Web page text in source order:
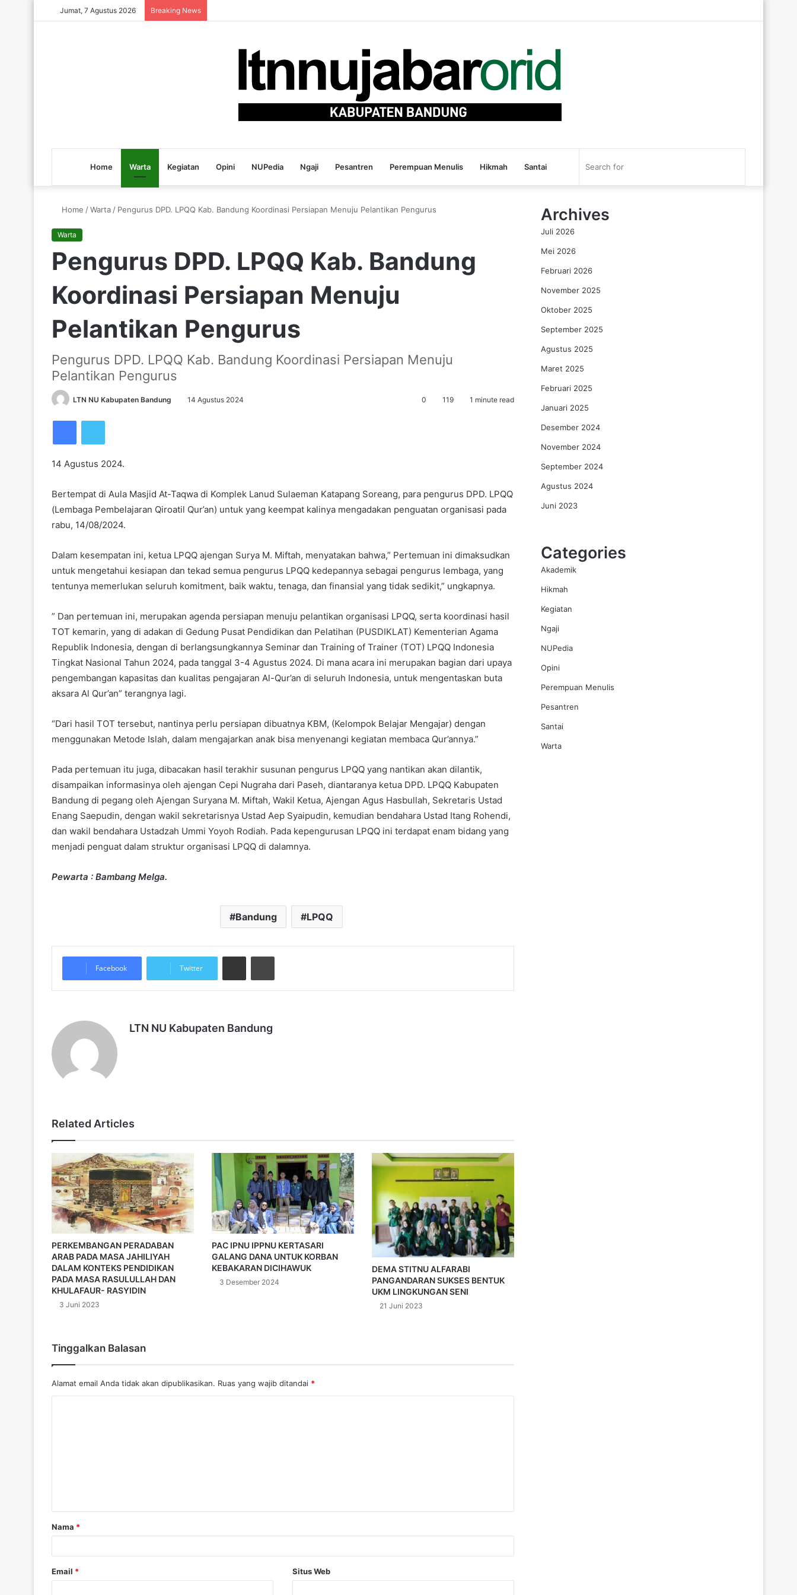
Jumat, 7 Agustus 2026 Breaking News
Home Warta Kegiatan Opini NUPedia Ngaji Pesantren Perempuan Menulis Hikmah Santai RSS
Home /Warta / Pengurus DPD. LPQQ Kab. Bandung Koordinasi Persiapan Menuju Pelantikan Pengurus
Warta
Pengurus DPD. LPQQ Kab. Bandung
Koordinasi Persiapan Menuju
Pelantikan Pengurus
Pengurus DPD. LPQQ Kab. Bandung Koordinasi Persiapan Menuju
Pelantikan Pengurus
LTN NU Kabupaten Bandung 14 Agustus 2024 0 119 1 minute read
14 Agustus 2024.
Bertempat di Aula Masjid At-Taqwa di Komplek Lanud Sulaeman Katapang Soreang, para pengurus DPD. LPQQ
(Lembaga Pembelajaran Qiroatil Qur’an) untuk yang keempat kalinya mengadakan penguatan organisasi pada
rabu, 14/08/2024.
Dalam kesempatan ini, ketua LPQQ ajengan Surya M. Miftah, menyatakan bahwa,” Pertemuan ini dimaksudkan
untuk mengetahui kesiapan dan tekad semua pengurus LPQQ kedepannya sebagai pengurus lembaga, yang
tentunya memerlukan seluruh komitment, baik waktu, tenaga, dan finansial yang tidak sedikit,” ungkapnya.
” Dan pertemuan ini, merupakan agenda persiapan menuju pelantikan organisasi LPQQ, serta koordinasi hasil
TOT kemarin, yang di adakan di Gedung Pusat Pendidikan dan Pelatihan (PUSDIKLAT) Kementerian Agama
Republik Indonesia, dengan di berlangsungkannya Seminar dan Training of Trainer (TOT) LPQQ Indonesia
Tingkat Nasional Tahun 2024, pada tanggal 3-4 Agustus 2024. Di mana acara ini merupakan bagian dari upaya
pengembangan kapasitas dan kualitas pengajaran Al-Qur’an di seluruh Indonesia, untuk mengentaskan buta
aksara Al Qur’an” terangnya lagi.
“Dari hasil TOT tersebut, nantinya perlu persiapan dibuatnya KBM, (Kelompok Belajar Mengajar) dengan
menggunakan Metode Islah, dalam mengajarkan anak bisa menyenangi kegiatan membaca Qur’annya.”
Pada pertemuan itu juga, dibacakan hasil terakhir susunan pengurus LPQQ yang nantikan akan dilantik,
disampaikan informasinya oleh ajengan Cepi Nugraha dari Paseh, diantaranya ketua DPD. LPQQ Kabupaten
Bandung di pegang oleh Ajengan Suryana M. Miftah, Wakil Ketua, Ajengan Agus Hasbullah, Sekretaris Ustad
Enang Saepudin, dengan wakil sekretarisnya Ustad Aep Syaipudin, kemudian bendahara Ustad Itang Rohendi,
dan wakil bendahara Ustadzah Ummi Yoyoh Rodiah. Pada kepengurusan LPQQ ini terdapat enam bidang yang
menjadi penguat dalam struktur organisasi LPQQ di dalamnya.
Pewarta : Bambang Melga.
Bandung LPQQ
Facebook Twitter
LTN NU Kabupaten Bandung
Related Articles
PERKEMBANGAN PERADABAN
ARAB PADA MASA JAHILIYAH
DALAM KONTEKS PENDIDIKAN
PADA MASA RASULULLAH DAN
KHULAFAUR- RASYIDIN
3 Juni 2023
PAC IPNU IPPNU KERTASARI
GALANG DANA UNTUK KORBAN
KEBAKARAN DICIHAWUK
3 Desember 2024
DEMA STITNU ALFARABI
PANGANDARAN SUKSES BENTUK
UKM LINGKUNGAN SENI
21 Juni 2023
Tinggalkan Balasan
Alamat email Anda tidak akan dipublikasikan. Ruas yang wajib ditandai *
a
r
Nama *
Email * Situs Web
Archives
Juli 2026
Mei 2026
Februari 2026
November 2025
Oktober 2025
September 2025
Agustus 2025
Maret 2025
Februari 2025
Januari 2025
Desember 2024
November 2024
September 2024
Agustus 2024
Juni 2023
Categories
Akademik
Hikmah
Kegiatan
Ngaji
NUPedia
Opini
Perempuan Menulis
Pesantren
Santai
Warta